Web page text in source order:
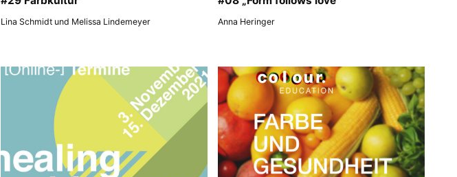
Lina Schmidt und Melissa Lindemeyer Anna Heringer